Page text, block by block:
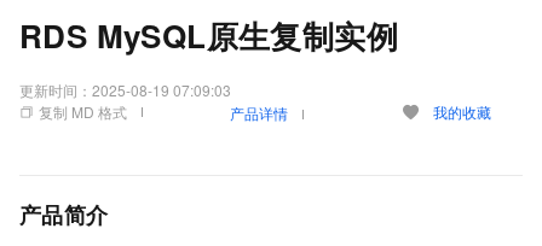
RDS MySQL原生复制实例
更新时间： 2025-08-19 07:09:03
复制 MD 格式
产品详情 我的收藏
产品简介